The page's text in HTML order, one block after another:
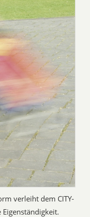
verleiht dem CITY-
Eigenständigkeit.